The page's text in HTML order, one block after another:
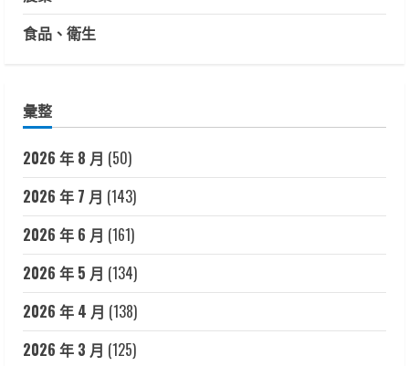
食品、衛生
彙整
2026 年 8 月 (50)
2026 年 7 月 (143)
2026 年 6 月 (161)
2026 年 5 月 (134)
2026 年 4 月 (138)
2026 年 3 月 (125)